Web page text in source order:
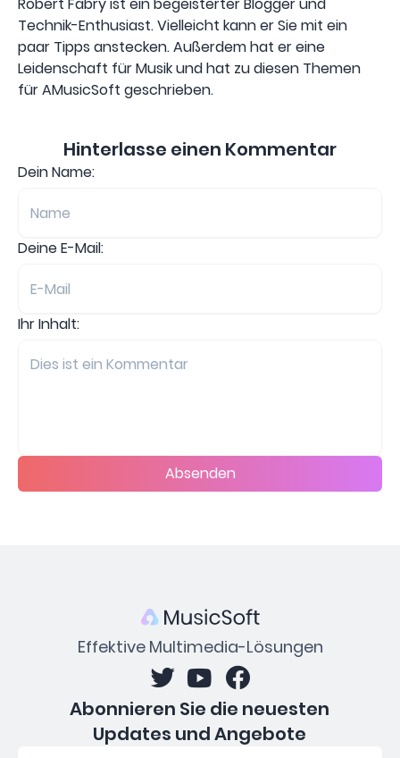
Technik-Enthusiast. Vielleicht kann er Sie mit ein
paar Tipps anstecken. Außerdem hat er eine
Leidenschaft für Musik und hat zu diesen Themen
für AMusicSoft geschrieben.
Hinterlasse einen Kommentar
Dein Name:
Deine E-Mail:
Ihr Inhalt:
Absenden
Effektive Multimedia-Lösungen
Abonnieren Sie die neuesten
Updates und Angebote